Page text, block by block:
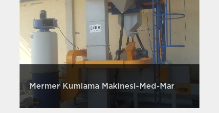
Mermer Kumlama Makinesi-Med-Mar